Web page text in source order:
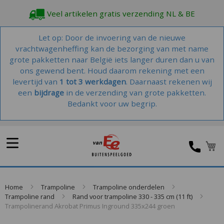
Veel artikelen gratis verzending NL & BE
Let op: Door de invoering van de nieuwe
vrachtwagenheffing kan de bezorging van met name
grote pakketten naar België iets langer duren dan u van
ons gewend bent. Houd daarom rekening met een
levertijd van 1 tot 3 werkdagen. Daarnaast rekenen wij
een bijdrage in de verzending van grote pakketten.
Bedankt voor uw begrip.
Home Trampoline
Trampoline onderdelen
Trampoline rand
Rand voor trampoline 330 - 335 cm (11 ft)
Trampolinerand Akrobat Primus Inground 335x244 groen